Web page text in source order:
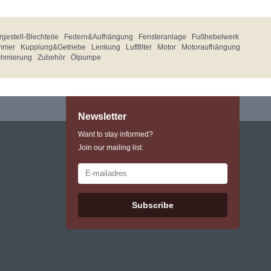
Blechteile Federn&Aufhängung Fensteranlage
Fußhebelwerk
Kupplung&Getriebe Lenkung Luftfilter Motor
Motoraufhängung
Zubehör Ölpumpe
Newsletter
Want to stay informed?
Join our mailing list:
Subscribe